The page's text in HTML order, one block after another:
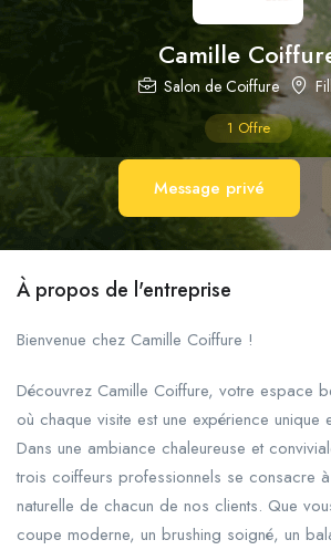
Camille
Salon de Coiffure
1 Offre
Message privé
À propos de l'entreprise
Bienvenue chez Camille Coiffure !
Découvrez Camille Coiffure, votre espace
où chaque visite est une expérience unique
Dans une ambiance chaleureuse et
trois coiffeurs professionnels se consacre
naturelle de chacun de nos clients. Que
coupe moderne, un brushing soigné, un